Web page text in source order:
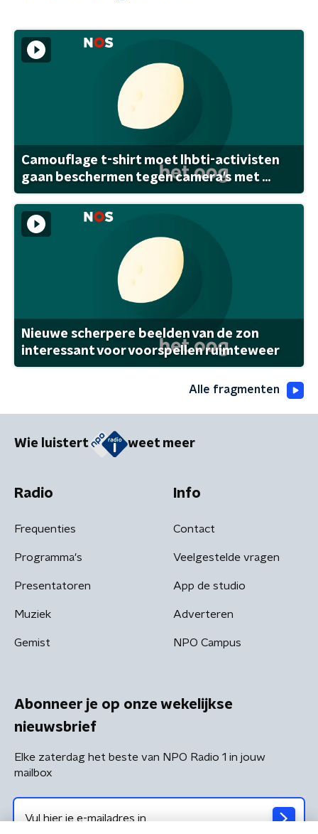
Camouflage t-shirt moet lhbti-activisten
gaan beschermen tegen camera's met ...
Nieuwe scherpere beelden van de zon
interessant voor voorspellen ruimteweer
Alle fragmenten
Wie luistert weet meer
Radio
Frequenties
Programma's
Presentatoren
Muziek
Gemist
Info
Contact
Veelgestelde vragen
App de studio
Adverteren
NPO Campus
Abonneer je op onze wekelijkse
nieuwsbrief
Elke zaterdag het beste van NPO Radio 1 in jouw
mailbox